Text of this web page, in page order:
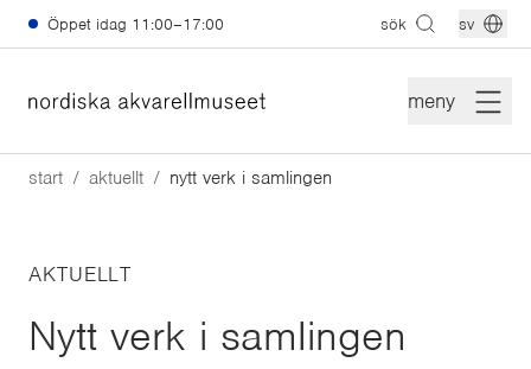
Hoppa till huvudinnehåll
Öppet idag 11:00–17:00 sök sv
meny
start aktuellt nytt verk i samlingen
AKTUELLT
Nytt verk i samlingen